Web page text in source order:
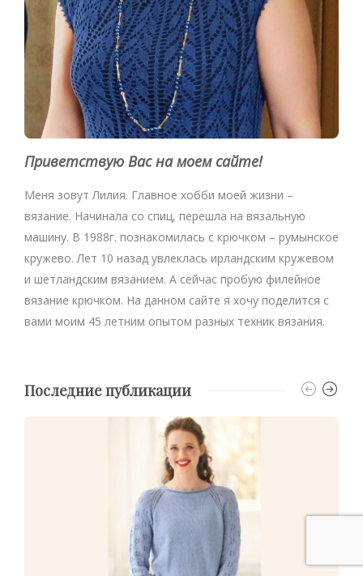
Приветствую Вас на моем сайте!
Меня зовут Лилия. Главное хобби моей жизни –
вязание. Начинала со спиц, перешла на вязальную
машину. В 1988г. познакомилась с крючком – румынское
кружево. Лет 10 назад увлеклась ирландским кружевом
и шетландским вязанием. А сейчас пробую филейное
вязание крючком. На данном сайте я хочу поделится с
вами моим 45 летним опытом разных техник вязания.
Последние публикации